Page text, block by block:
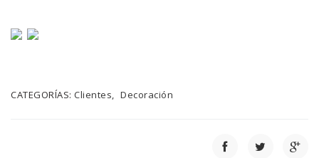
CATEGORÍAS: Clientes Decoración